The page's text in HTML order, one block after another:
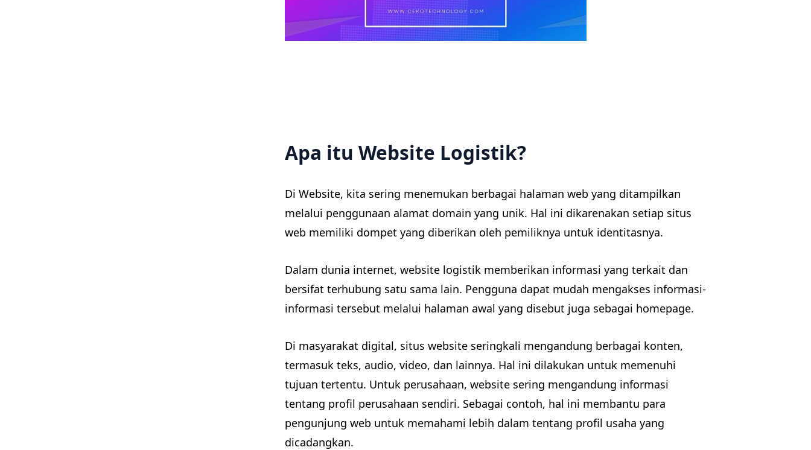
Apa itu Website Logistik?
Di Website, kita sering menemukan berbagai halaman web yang ditampilkan
melalui penggunaan alamat domain yang unik. Hal ini dikarenakan setiap situs
web memiliki dompet yang diberikan oleh pemiliknya untuk identitasnya.
Dalam dunia internet, website logistik memberikan informasi yang terkait dan
bersifat terhubung satu sama lain. Pengguna dapat mudah mengakses informasi-
informasi tersebut melalui halaman awal yang disebut juga sebagai homepage.
Di masyarakat digital, situs website seringkali mengandung berbagai konten,
termasuk teks, audio, video, dan lainnya. Hal ini dilakukan untuk memenuhi
tujuan tertentu. Untuk perusahaan, website sering mengandung informasi
tentang profil perusahaan sendiri. Sebagai contoh, hal ini membantu para
pengunjung web untuk memahami lebih dalam tentang profil usaha yang
dicadangkan.